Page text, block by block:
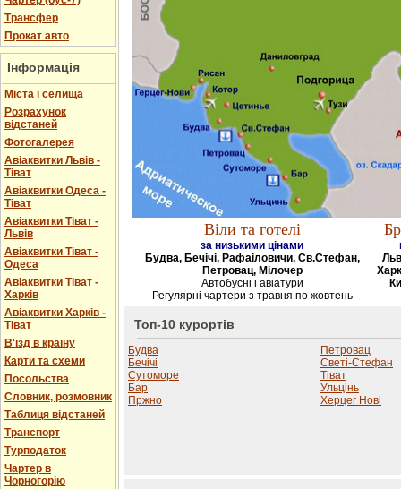
Трансфер
Прокат авто
Інформація
Міста і селища
Розрахунок
відстаней
Фотогалерея
Авіаквитки Львів -
Тіват
Авіаквитки Одеса -
Тіват
Авіаквитки Тіват -
Львів
Авіаквитки Тіват -
Одеса
Авіаквитки Тіват -
Харків
Авіаквитки Харків -
Тіват
В'їзд в країну
Карти та схеми
Посольства
Словник, розмовник
Таблиця відстаней
Транспорт
Турподаток
Чартер в
Чорногорію
Віли та готелі
за низькими цінами
Будва, Бечічі, Рафаіловичи, Св.Стефан,
Петровац, Мілочер
Автобусні і авіатури
Регулярні чартери з травня по жовтень
Топ-10 курортів
Будва
Бечічі
Сутоморе
Бар
Пржно
Петровац
Светі-Стефан
Тіват
Ульцінь
Херцег Нові